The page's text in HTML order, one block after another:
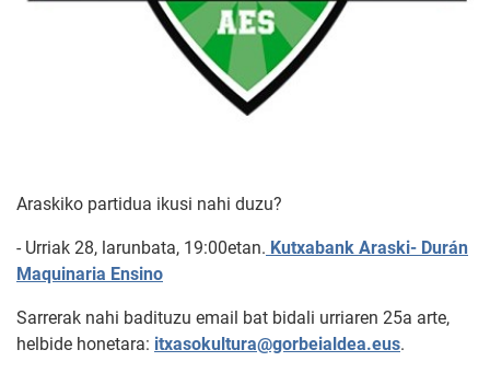
Araskiko partidua ikusi nahi duzu?
- Urriak 28, larunbata, 19:00etan. Kutxabank Araski- Durán
Maquinaria Ensino
Sarrerak nahi badituzu email bat bidali urriaren 25a arte,
helbide honetara: itxasokultura@gorbeialdea.eus.